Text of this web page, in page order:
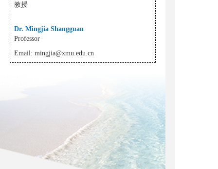
教授
Dr. Mingjia Shangguan
Professor
Email: mingjia@xmu.edu.cn